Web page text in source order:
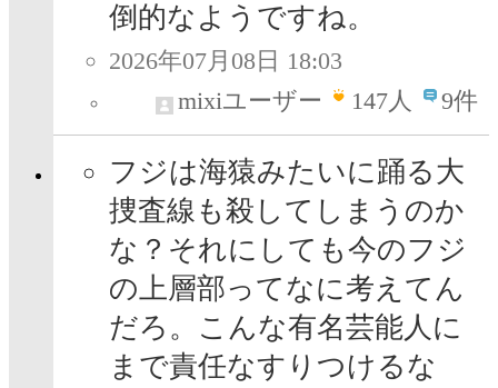
倒的なようですね。
2026年07月08日 18:03
mixiユーザー
147人 9件
フジは海猿みたいに踊る大
捜査線も殺してしまうのか
な？それにしても今のフジ
の上層部ってなに考えてん
だろ。こんな有名芸能人に
まで責任なすりつけるな